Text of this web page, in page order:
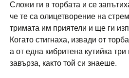
Сложи ги в торбата и се
че те са олицетворение на
тримата им приятели и ще ги
Когато стигнаха, извади от
а от една кибритена кутийка три
завърза, както той си знаеше.